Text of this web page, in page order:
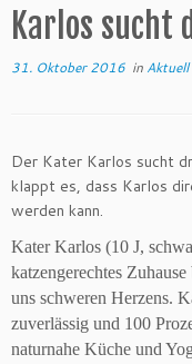
Karlos sucht
31. Oktober 2016 in Aktuell
Der Kater Karlos sucht
klappt es, dass Karlos
werden kann.
Kater Karlos (10 J,
katzengerechtes
uns schweren Herzens.
zuverlässig und 100
naturnahe Küche und